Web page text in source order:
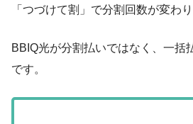
「つづけて割」で分割回数が変わり
BBIQ光が分割払いではなく、一括
です。